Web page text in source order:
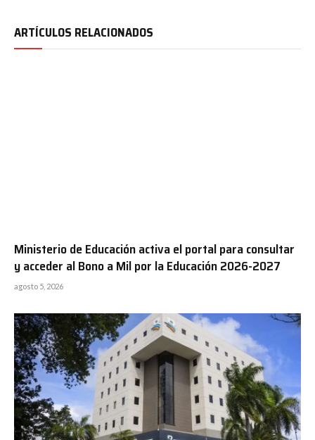
ARTÍCULOS RELACIONADOS
Ministerio de Educación activa el portal para consultar
y acceder al Bono a Mil por la Educación 2026-2027
agosto 5, 2026